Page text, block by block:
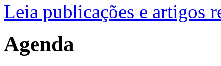
Leia publicações e artigos
Agenda